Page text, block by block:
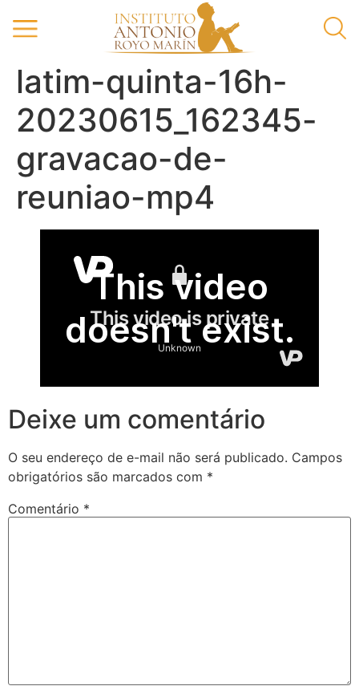
latim-quinta-16h-
20230615_162345-
gravacao-de-
reuniao-mp4
Deixe um comentário
O seu endereço de e-mail não será publicado. Campos
obrigatórios são marcados com *
Comentário *